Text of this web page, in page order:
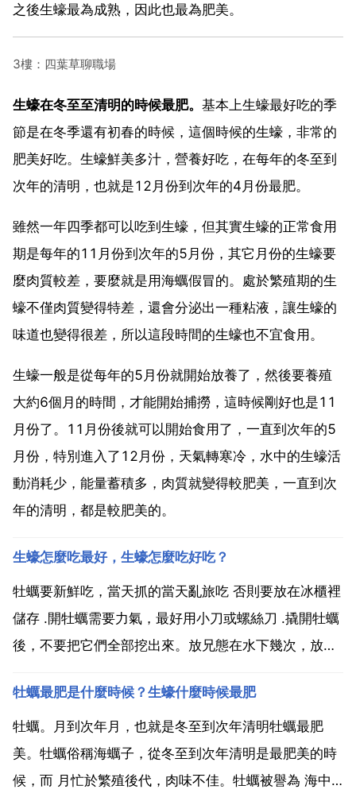
之後生蠔最為成熟，因此也最為肥美。
3樓：四葉草聊職場
生蠔在冬至至清明的時候最肥。 基本上生蠔最好吃的季
節是在冬季還有初春的時候，這個時候的生蠔，非常的
肥美好吃。生蠔鮮美多汁，營養好吃，在每年的冬至到
次年的清明，也就是12月份到次年的4月份最肥。
雖然一年四季都可以吃到生蠔，但其實生蠔的正常食用
期是每年的11月份到次年的5月份，其它月份的生蠔要
麼肉質較差，要麼就是用海蠣假冒的。處於繁殖期的生
蠔不僅肉質變得特差，還會分泌出一種粘液，讓生蠔的
味道也變得很差，所以這段時間的生蠔也不宜食用。
生蠔一般是從每年的5月份就開始放養了，然後要養殖
大約6個月的時間，才能開始捕撈，這時候剛好也是11
月份了。11月份後就可以開始食用了，一直到次年的5
月份，特別進入了12月份，天氣轉寒冷，水中的生蠔活
動消耗少，能量蓄積多，肉質就變得較肥美，一直到次
年的清明，都是較肥美的。
生蠔怎麼吃最好，生蠔怎麼吃好吃？
牡蠣要新鮮吃，當天抓的當天亂旅吃 否則要放在冰櫃裡
儲存 .開牡蠣需要力氣，最好用小刀或螺絲刀 .撬開牡蠣
後，不要把它們全部挖出來。放兄態在水下幾次，放在
直接吃味道更好。生蠔怎麼吃好吃？ 香辣生蠔蘸料 適
合喜歡吃辣的人。材料 油克 料酒克 胡椒粉克 生...
牡蠣最肥是什麼時候？生蠔什麼時候最肥
牡蠣。月到次年月，也就是冬至到次年清明牡蠣最肥
美。牡蠣俗稱海蠣子，從冬至到次年清明是最肥美的時
候，而 月忙於繁殖後代，肉味不佳。牡蠣被譽為 海中